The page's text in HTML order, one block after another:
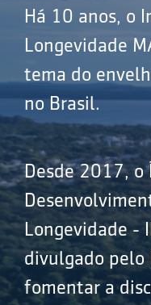
Há 10 anos, o
Longevidade
tema do
no Brasil.
Desde 2017, o
Longevidade -
divulgado
fomentar a